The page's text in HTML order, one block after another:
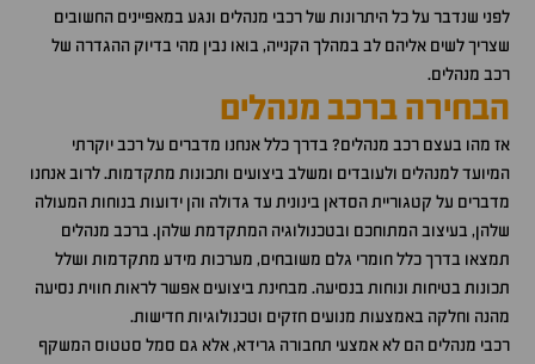
לפני שנדבר על כל היתרונות של רכבי מנהלים ונגע במאפיינים החשובים
שצריך לשים אליהם לב במהלך הקנייה, בואו נבין מהי בדיוק ההגדרה של
רכב מנהלים.
הבחירה ברכב מנהלים
אז מהו בעצם רכב מנהלים? בדרך כלל אנחנו מדברים על רכב יוקרתי
המיועד למנהלים ולעובדים ומשלב ביצועים ותכונות מתקדמות. לרוב אנחנו
מדברים על קטגוריית הסדאן בינונית עד גדולה והן ידועות בנוחות המעולה
שלהן, בעיצוב המתוחכם ובטכנולוגיה המתקדמת שלהן. ברכב מנהלים
תמצאו בדרך כלל חומרי גלם משובחים, מערכות מידע מתקדמות ושלל
תכונות בטיחות ונוחות בנסיעה. מבחינת ביצועים אפשר לראות חווית נסיעה
מהנה וחלקה באמצעות מנועים חזקים וטכנולוגיות חדישות.
רכבי מנהלים הם לא אמצעי תחבורה גרידא, אלא גם סמל סטטוס המשקף